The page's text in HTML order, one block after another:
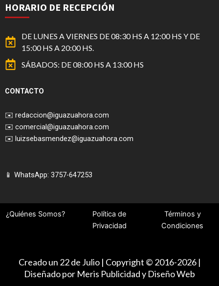
HORARIO DE RECEPCIÓN
DE LUNES A VIERNES DE 08:30 HS A 12:00 HS Y DE
15:00 HS A 20:00 HS.
SÁBADOS: DE 08:00 HS A 13:00 HS
CONTACTO
✉️ redaccion@iguazuahora.com
✉️ comercial@iguazuahora.com
✉️ luizsebasmendez@iguazuahora.com
📱 WhatsApp: 3757-647253
¿Quiénes Somos?
Política de
Privacidad
Términos y
Condiciones
Creado un 22 de Julio | Copyright © 2016-2026 |
Diseñado por Meris Publicidad y Diseño Web